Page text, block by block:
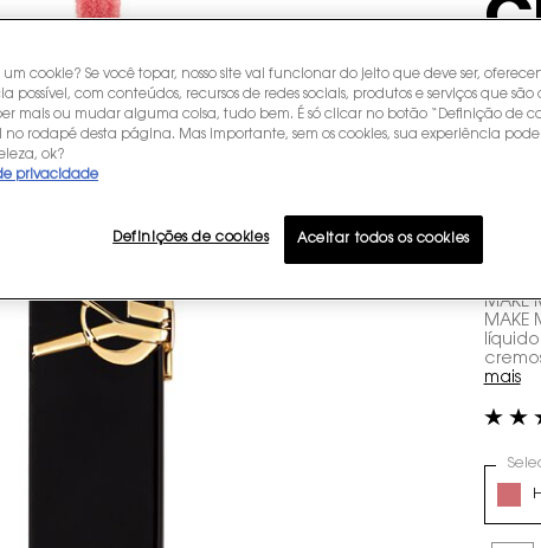
MAKE
MAKE
mais
cookie? Se você topar, nosso site vai funcionar do jeito que deve ser,
possível, com conteúdos, recursos de redes sociais, produtos e serviços que são
mais ou mudar alguma coisa, tudo bem. É só clicar no botão “Definição de
no rodapé desta página. Mas importante, sem os cookies, sua experiência pode
ok?
privacidade
Definições de cookies Aceitar todos os cookies